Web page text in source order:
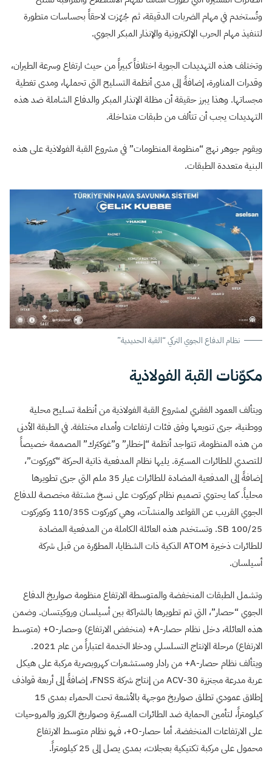
وتُستخدم في مهام الضربات الدقيقة، ثم جُهّزت لاحقاً بحساسات متطورة
لتنفيذ مهام الحرب الإلكترونية والإنذار المبكر الجوي.
وتختلف هذه التهديدات الجوية اختلافاً كبيراً من حيث ارتفاع وسرعة الطيران،
وقدرات المناورة، إضافةً إلى مدى أنظمة التسليح التي تحملها، ومدى تغطية
مجساتها. وهذا يبرز حقيقة أن مظلة الإنذار المبكر والدفاع الشاملة ضد هذه
التهديدات يجب أن تتألف من طبقات متداخلة.
ويقوم جوهر نهج “منظومة المنظومات” في مشروع القبة الفولاذية على هذه
البنية متعددة الطبقات.
نظام الدفاع الجوي التركي “القبة الحديدية”
مكوّنات القبة الفولاذية
ويتألف العمود الفقري لمشروع القبة الفولاذية من أنظمة تسليح محلية
ووطنية، جرى تنويعها وفق فئات ارتفاعات وأمداء مختلفة. في الطبقة الأدنى
من هذه المنظومة، تتواجد أنظمة “إخطار” و”غوكبَرك” المصممة خصيصاً
للتصدي للطائرات المسيّرة. يليها نظام المدفعية ذاتية الحركة “كوركوت”،
إضافةً إلى المدفعية المضادة للطائرات عيار 35 ملم التي جرى تطويرها
محلياً. كما يحتوي تصميم نظام كوركوت على نسخ مشتقة مخصصة للدفاع
الجوي القريب عن القواعد والمنشآت، وهي كوركوت 110/35S وكوركوت
100/25 SB. وتستخدم هذه العائلة الكاملة من المدفعية المضادة
للطائرات ذخيرة ATOM الذكية ذات الشظايا، المطوّرة من قبل شركة
أسيلسان.
وتشمل الطبقات المنخفضة والمتوسطة الارتفاع منظومة صواريخ الدفاع
الجوي “حصار”، التي تم تطويرها بالشراكة بين أسيلسان وروكيتسان. وضمن
هذه العائلة، دخل نظام حصار-A+ (منخفض الارتفاع) وحصار-O+ (متوسط
الارتفاع) مرحلة الإنتاج التسلسلي ودخلا الخدمة اعتباراً من عام 2021.
ويتألف نظام حصار-A+ من رادار ومستشعرات كهروبصرية مركبة على هيكل
عربة مدرعة مجنزرة ACV-30 من إنتاج شركة FNSS، إضافةً إلى أربعة قواذف
إطلاق عمودي تطلق صواريخ موجهة بالأشعة تحت الحمراء بمدى 15
كيلومتراً، لتأمين الحماية ضد الطائرات المسيّرة وصواريخ الكروز والمروحيات
على الارتفاعات المنخفضة. أما حصار-O+، فهو نظام متوسط الارتفاع
محمول على مركبة تكتيكية بعجلات، بمدى يصل إلى 25 كيلومتراً.